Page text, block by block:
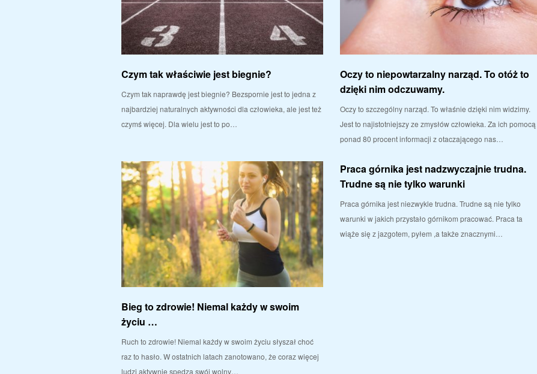
Czym tak właściwie jest biegnie?
Czym tak naprawdę jest biegnie? Bezspornie jest to jedna z
najbardziej naturalnych aktywności dla człowieka, ale jest też
czymś więcej. Dla wielu jest to po…
Oczy to niepowtarzalny narząd. To otóż to
dzięki nim odczuwamy.
Oczy to szczególny narząd. To właśnie dzięki nim widzimy.
Jest to najistotniejszy ze zmysłów człowieka. Za ich pomocą
ponad 80 procent informacji z otaczającego nas…
Bieg to zdrowie! Niemal każdy w swoim
życiu …
Ruch to zdrowie! Niemal każdy w swoim życiu słyszał choć
raz to hasło. W ostatnich latach zanotowano, że coraz więcej
ludzi aktywnie spędza swój wolny…
Praca górnika jest nadzwyczajnie trudna.
Trudne są nie tylko warunki
Praca górnika jest niezwykle trudna. Trudne są nie tylko
warunki w jakich przystało górnikom pracować. Praca ta
wiąże się z jazgotem, pyłem ,a także znacznymi…